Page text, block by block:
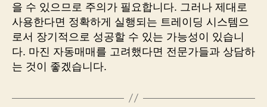
을 수 있으므로 주의가 필요합니다. 그러나 제대로
사용한다면 정확하게 실행되는 트레이딩 시스템으
로서 장기적으로 성공할 수 있는 가능성이 있습니
다. 마진 자동매매를 고려했다면 전문가들과 상담하
는 것이 좋겠습니다.